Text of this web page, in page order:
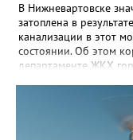
В Нижневартовске
затоплена в
канализации в этот
состоянии. Об этом
департаменте ЖКХ
ливневые